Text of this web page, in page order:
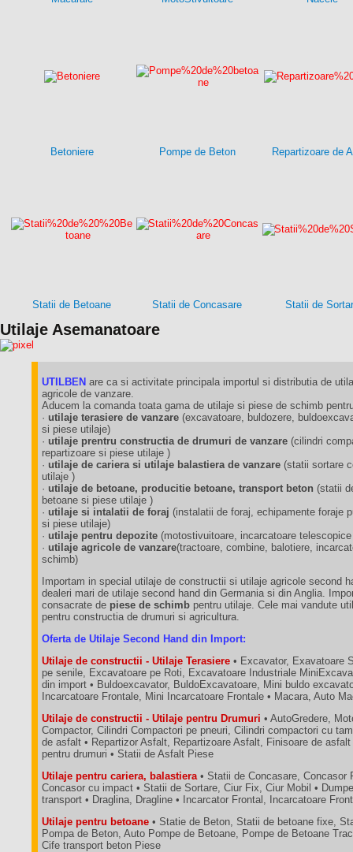
Betoniere Pompe de Beton Repartizoare de
Statii de Betoane Statii de Concasare Statii de
Utilaje Asemanatoare
UTILBEN are ca si activitate principala importul si distributia de
agricole de vanzare.
Aducem la comanda toata gama de utilaje si piese de schimb
· utilaje terasiere de vanzare (excavatoare, buldozere,
si piese utilaje)
· utilaje prentru constructia de drumuri de vanzare (cilindri
repartizoare si piese utilaje )
· utilaje de cariera si utilaje balastiera de vanzare (statii sortare
utilaje )
· utilaje de betoane, producitie betoane, transport beton (statii
betoane si piese utilaje )
· utilaje si intalatii de foraj (instalatii de foraj, echipamente foraje
si piese utilaje)
· utilaje pentru depozite (motostivuitoare, incarcatoare
· utilaje agricole de vanzare(tractoare, combine, balotiere,
schimb)
Importam in special utilaje de constructii si utilaje agricole second
dealeri mari de utilaje second hand din Germania si din Anglia.
consacrate de piese de schimb pentru utilaje. Cele mai vandute
pentru constructia de drumuri si agricultura.
Oferta de Utilaje Second Hand din Import:
Utilaje de constructii - Utilaje Terasiere • Excavator, Exavatoare
pe senile, Excavatoare pe Roti, Excavatoare Industriale
din import • Buldoexcavator, BuldoExcavatoare, Mini buldo
Incarcatoare Frontale, Mini Incarcatoare Frontale • Macara, Auto
Utilaje de constructii - Utilaje pentru Drumuri • AutoGredere,
Compactor, Cilindri Compactori pe pneuri, Cilindri compactori cu
de asfalt • Repartizor Asfalt, Repartizoare Asfalt, Finisoare de
pentru drumuri • Statii de Asfalt Piese
Utilaje pentru cariera, balastiera • Statii de Concasare, Concasor
Concasor cu impact • Statii de Sortare, Ciur Fix, Ciur Mobil •
transport • Draglina, Dragline • Incarcator Frontal, Incarcatoare
Utilaje pentru betoane • Statie de Beton, Statii de betoane fixe,
Pompa de Beton, Auto Pompe de Betoane, Pompe de Betoane
Cife transport beton Piese